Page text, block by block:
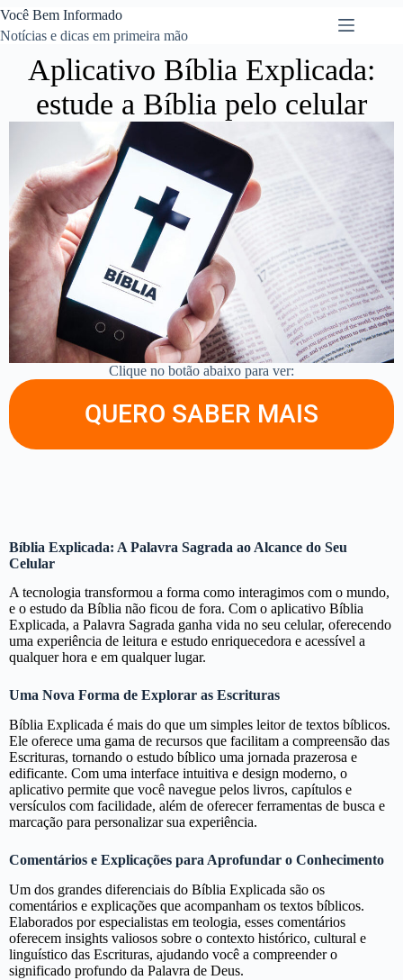
Você Bem Informado
Notícias e dicas em primeira mão
Aplicativo Bíblia Explicada:
estude a Bíblia pelo celular
Clique no botão abaixo para ver:
QUERO SABER MAIS
Bíblia Explicada: A Palavra Sagrada ao Alcance do Seu
Celular
A tecnologia transformou a forma como interagimos com o mundo,
e o estudo da Bíblia não ficou de fora. Com o aplicativo Bíblia
Explicada, a Palavra Sagrada ganha vida no seu celular, oferecendo
uma experiência de leitura e estudo enriquecedora e acessível a
qualquer hora e em qualquer lugar.
Uma Nova Forma de Explorar as Escrituras
Bíblia Explicada é mais do que um simples leitor de textos bíblicos.
Ele oferece uma gama de recursos que facilitam a compreensão das
Escrituras, tornando o estudo bíblico uma jornada prazerosa e
edificante. Com uma interface intuitiva e design moderno, o
aplicativo permite que você navegue pelos livros, capítulos e
versículos com facilidade, além de oferecer ferramentas de busca e
marcação para personalizar sua experiência.
Comentários e Explicações para Aprofundar o Conhecimento
Um dos grandes diferenciais do Bíblia Explicada são os
comentários e explicações que acompanham os textos bíblicos.
Elaborados por especialistas em teologia, esses comentários
oferecem insights valiosos sobre o contexto histórico, cultural e
linguístico das Escrituras, ajudando você a compreender o
significado profundo da Palavra de Deus.